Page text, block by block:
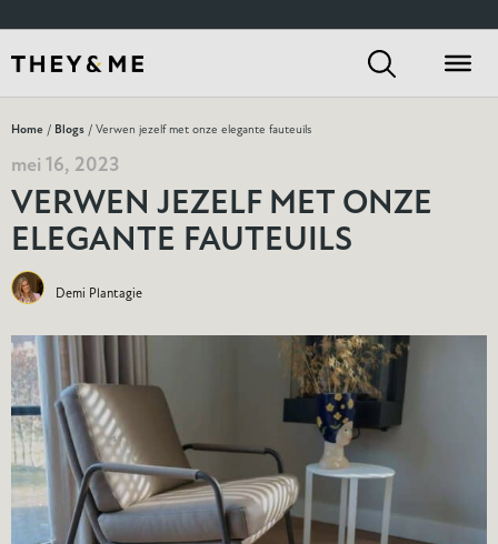
Home / Blogs / Verwen jezelf met onze elegante fauteuils
mei 16, 2023
VERWEN JEZELF MET ONZE
ELEGANTE FAUTEUILS
Demi Plantagie